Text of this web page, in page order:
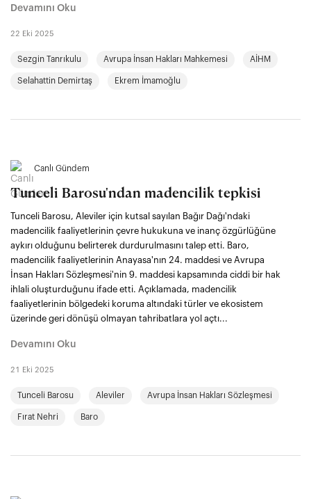
Devamını Oku
22 Eki 2025
Sezgin Tanrıkulu Avrupa İnsan Hakları Mahkemesi AİHM
Selahattin Demirtaş Ekrem İmamoğlu
Canlı Gündem
Tunceli Barosu'ndan madencilik tepkisi
Tunceli Barosu, Aleviler için kutsal sayılan Bağır Dağı'ndaki
madencilik faaliyetlerinin çevre hukukuna ve inanç özgürlüğüne
aykırı olduğunu belirterek durdurulmasını talep etti. Baro,
madencilik faaliyetlerinin Anayasa'nın 24. maddesi ve Avrupa
İnsan Hakları Sözleşmesi'nin 9. maddesi kapsamında ciddi bir hak
ihlali oluşturduğunu ifade etti. Açıklamada, madencilik
faaliyetlerinin bölgedeki koruma altındaki türler ve ekosistem
üzerinde geri dönüşü olmayan tahribatlara yol açtı...
Devamını Oku
21 Eki 2025
Tunceli Barosu Aleviler Avrupa İnsan Hakları Sözleşmesi
Fırat Nehri Baro